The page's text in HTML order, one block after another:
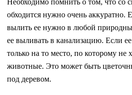
обходится нужно очень аккуратно.
вылить ее нужно в любой
ее выливать в канализацию. Если
только на то место, по которому не
животные. Это может быть
под деревом.